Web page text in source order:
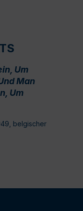
Um
Man
Um
belgischer